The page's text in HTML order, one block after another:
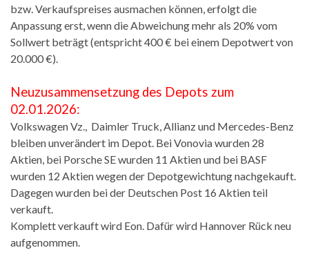
bzw. Verkaufspreises ausmachen können, erfolgt die
Anpassung erst, wenn die Abweichung mehr als 20% vom
Sollwert beträgt (entspricht 400 € bei einem Depotwert von
20.000 €).
Neuzusammensetzung des Depots zum
02.01.2026:
Volkswagen Vz., Daimler Truck, Allianz und Mercedes-Benz
bleiben unverändert im Depot. Bei Vonovia wurden 28
Aktien, bei Porsche SE wurden 11 Aktien und bei BASF
wurden 12 Aktien wegen der Depotgewichtung nachgekauft.
Dagegen wurden bei der Deutschen Post 16 Aktien teil
verkauft.
Komplett verkauft wird Eon. Dafür wird Hannover Rück neu
aufgenommen.